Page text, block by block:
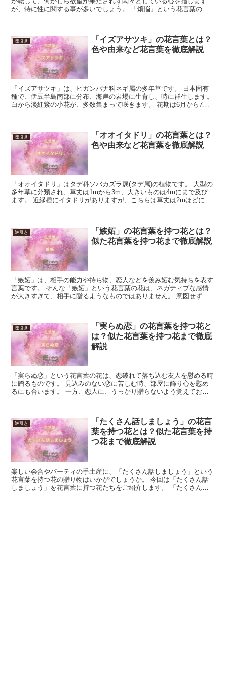
が、特に性に関する事が多いでしょう。 「煩悩」という花言葉の花
逆引き
「イズアサツキ」の花言葉とは？
色や由来など花言葉を徹底解説
「イズアサツキ」は、ヒガンバナ科ネギ属の多年草です。 日本固有
種で、伊豆半島南部に分布、海岸の岩場に生育し、時に群生します。
白から淡紅紫の小花が、多数集まって咲きます。 花期は6月から7月
逆引き
「オオイタドリ」の花言葉とは？
色や由来など花言葉を徹底解説
「オオイタドリ」はタデ科ソバカズラ属(タデ属)の植物です。 大型の
多年草に分類され、草丈は1mから3m、大きいものは4mにまで及び
ます。 近縁種にイタドリがありますが、こちらは草丈は2mほどにし
逆引き
「嫉妬」の花言葉を持つ花とは？
似た花言葉を持つ花まで徹底解説
「嫉妬」は、相手の能力や持ち物、恋人などを羨み妬む気持ちを表す
言葉です。 そんな「嫉妬」という花言葉の花は、ネガティブな感情
が大きすぎて、相手に贈るようなものではありません。 意図せず贈
逆引き
「実らぬ恋」の花言葉を持つ花と
は？似た花言葉を持つ花まで徹底
解説
「実らぬ恋」という花言葉の花は、恋破れて落ち込む友人を慰める時
に贈るものです。 見込みのない恋に苦しむ時、部屋に飾り心を慰め
るにも合います。 一方、恋人に、うっかり贈らないよう覚えておく
逆引き
「たくさん話しましょう」の花言
葉を持つ花とは？似た花言葉を持
つ花まで徹底解説
楽しい会合やパーティの手土産に、「たくさん話しましょう」という
花言葉を持つ花の贈り物はいかがでしょうか。 今回は「たくさん話
しましょう」を花言葉に持つ花たちをご紹介します。 「たくさん話